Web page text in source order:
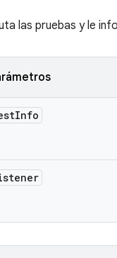
las pruebas y le
Info